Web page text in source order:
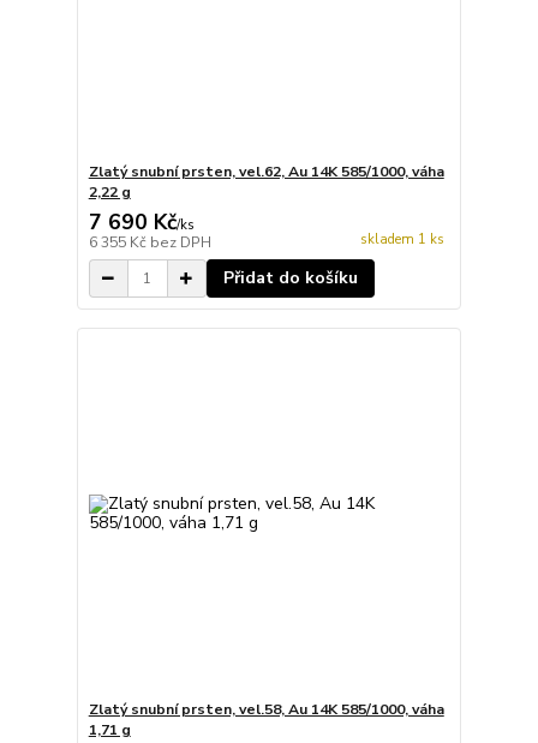
Zlatý snubní prsten, vel.62, Au 14K 585/1000, váha
2,22 g
7 690 Kč/ks
6 355 Kč bez DPH skladem 1 ks
Přidat do košíku
Zlatý snubní prsten, vel.58, Au 14K 585/1000, váha
1,71 g